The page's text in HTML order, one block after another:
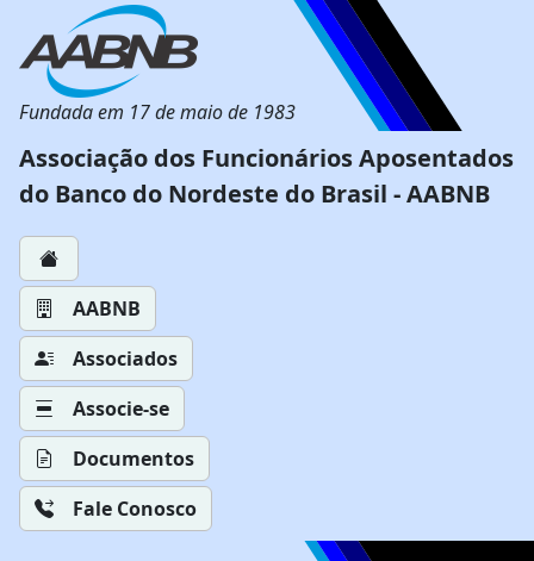
Fundada em 17 de maio de 1983
Associação dos Funcionários Aposentados
do Banco do Nordeste do Brasil - AABNB
AABNB
Associados
Associe-se
Documentos
Fale Conosco